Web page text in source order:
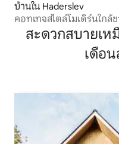
บ้านใน Haderslev
คอทเทจสไตล์โมเดิร์นใกล้
สะดวกสบายเห
เดือ